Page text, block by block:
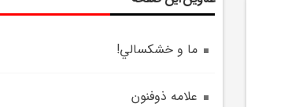
ما و خشکسالي!
علامه ذوفنون